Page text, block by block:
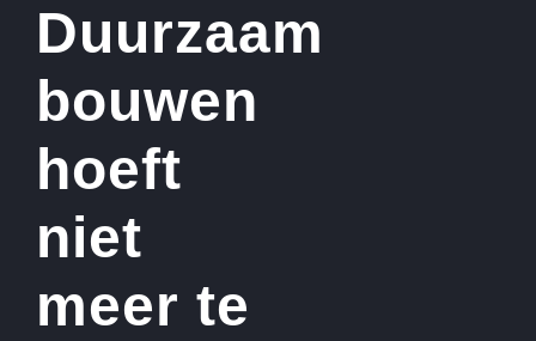
Duurzaam
bouwen
hoeft
niet
meer te